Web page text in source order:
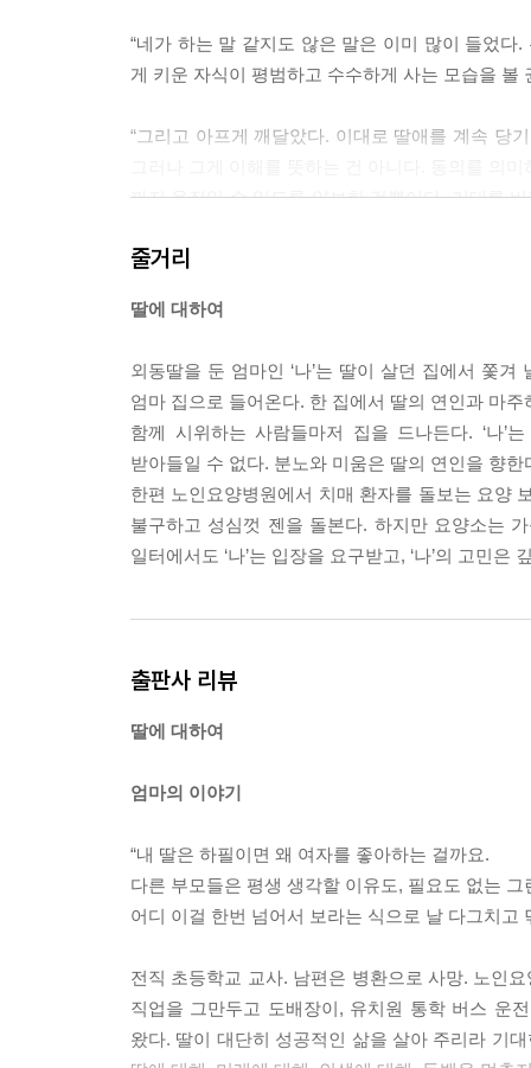
“네가 하는 말 같지도 않은 말은 이미 많이 들었
게 키운 자식이 평범하고 수수하게 사는 모습을 볼
“그리고 아프게 깨달았다. 이대로 딸애를 계속 당
까지 움직일 수 있도록 양보한 것뿐이다. 기대를
으로 나를 부른다고, 그래서 가족이고 일이고 뭐
“손발이 묶인 채 어디로 보내질지도 모르고 누워
게 말할 수 있을까. 기댈 데도 의지할 데도 없는
해 버린 걸까. 어쩌면 나도, 딸애도 저 여자처럼 길
--- p.129
줄거리
딸에 대하여
외동딸을 둔 엄마인 ‘나’는 딸이 살던 집에서 쫓
엄마 집으로 들어온다. 한 집에서 딸의 연인과 마
함께 시위하는 사람들마저 집을 드나든다. ‘나’
받아들일 수 없다. 분노와 미움은 딸의 연인을 향한
한편 노인요양병원에서 치매 환자를 돌보는 요양
불구하고 성심껏 젠을 돌본다. 하지만 요양소는
일터에서도 ‘나’는 입장을 요구받고, ‘나’의 고민은
출판사 리뷰
딸에 대하여
엄마의 이야기
“내 딸은 하필이면 왜 여자를 좋아하는 걸까요.
다른 부모들은 평생 생각할 이유도, 필요도 없는 그
어디 이걸 한번 넘어서 보라는 식으로 날 다그치고
전직 초등학교 교사. 남편은 병환으로 사망. 노인
직업을 그만두고 도배장이, 유치원 통학 버스 운
왔다. 딸이 대단히 성공적인 삶을 살아 주리라 기